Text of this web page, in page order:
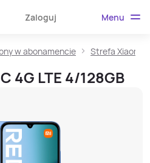
Zaloguj Menu
w abonamencie Strefa Xiaomi
4G LTE 4/128GB